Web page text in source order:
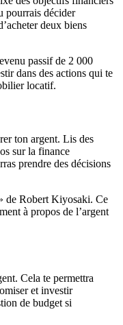
pourrais décider
deux biens
passif de 2 000
dans des actions qui te
locatif.
ton argent. Lis des
sur la finance
prendre des décisions
de Robert Kiyosaki. Ce
à propos de l’argent
Cela te permettra
et investir
de budget si